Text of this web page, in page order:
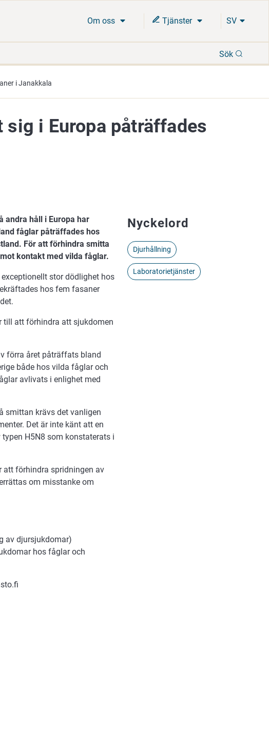
Om oss Tjänster SV
Sök
i Janakkala
i Europa påträffades
andra håll i Europa har
fåglar påträffades hos
För att förhindra smitta
kontakt med vilda fåglar.
stor dödlighet hos
hos fem fasaner
till att förhindra att sjukdomen
förra året påträffats bland
både hos vilda fåglar och
avlivats i enlighet med
smittan krävs det vanligen
Det är inte känt att en
H5N8 som konstaterats i
förhindra spridningen av
om misstanke om
av djursjukdomar)
hos fåglar och
Nyckelord
Djurhållning
Laboratorietjänster